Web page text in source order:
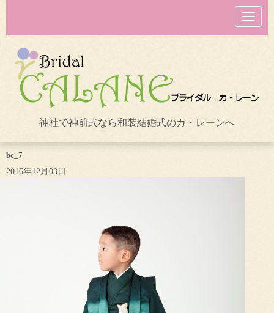
N
a
v
o
n
神社で神前式なら和装結婚式のカ・レーンへ
bc_7
2016年12月03日